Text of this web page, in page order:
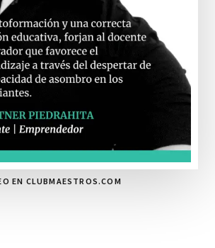
EN CLUBMAESTROS.COM